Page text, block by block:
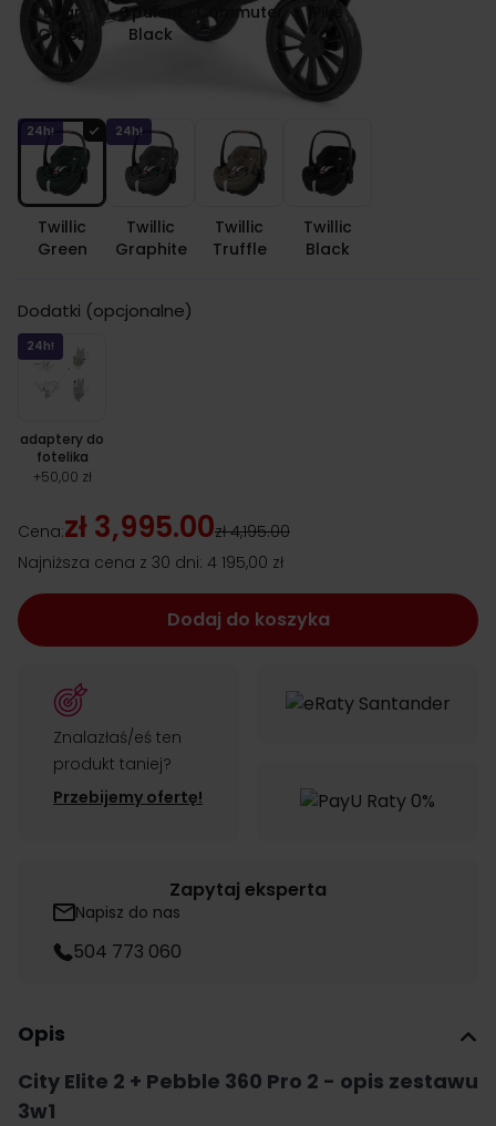
Briar
Green
Opulent
Black
Commuter
24h!
Twillic
Green
24h!
Twillic
Graphite
Twillic
Truffle
Twillic
Black
Dodatki (opcjonalne)
24h!
adaptery do
fotelika
+50,00 zł
Cena:zł 3,995.00zł 4,195.00
Najniższa cena z 30 dni: 4 195,00 zł
Dodaj do koszyka
Znalazłaś/eś ten
produkt taniej?
Przebijemy ofertę!
Zapytaj eksperta
Napisz do nas
504 773 060
Opis
City Elite 2 + Pebble 360 Pro 2 - opis zestawu
3w1